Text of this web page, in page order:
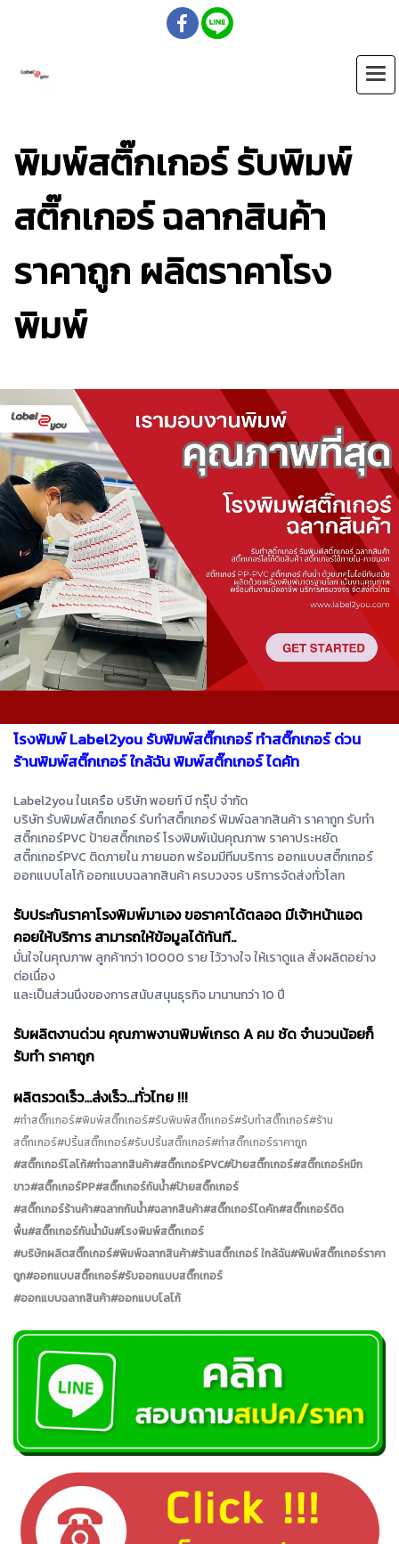
พิมพ์สติ๊กเกอร์ รับพิมพ์
สติ๊กเกอร์ ฉลากสินค้า
ราคาถูก ผลิตราคาโรง
พิมพ์
โรงพิมพ์ Label2you รับพิมพ์สติ๊กเกอร์ ทำสติ๊กเกอร์ ด่วน
ร้านพิมพ์สติ๊กเกอร์ ใกล้ฉัน พิมพ์สติ๊กเกอร์ ไดคัท
Label2you ในเครือ บริษัท พอยท์ บี กรุ๊ป จำกัด
บริษัท รับพิมพ์สติ๊กเกอร์ รับทำสติ๊กเกอร์ พิมพ์ฉลากสินค้า ราคาถูก รับทำ
สติ๊กเกอร์PVC ป้ายสติ๊กเกอร์ โรงพิมพ์เน้นคุณภาพ ราคาประหยัด
สติ๊กเกอร์PVC ติดภายใน ภายนอก พร้อมมีทีมบริการ ออกแบบสติ๊กเกอร์
ออกแบบโลโก้ ออกแบบฉลากสินค้า ครบวงจร บริการจัดส่งทั่วโลก
รับประกันราคาโรงพิมพ์มาเอง ขอราคาได้ตลอด มีเจ้าหน้าแอด
คอยให้บริการ สามารถให้ข้อมูลได้ทันที..
มั่นใจในคุณภาพ ลูกค้ากว่า 10000 ราย ไว้วางใจ ให้เราดูแล สั่งผลิตอย่าง
ต่อเนื่อง
และเป็นส่วนนึงของการสนับสนุนธุรกิจ มานานกว่า 10 ปี
รับผลิตงานด่วน คุณภาพงานพิมพ์เกรด A คม ชัด จำนวนน้อยก็
รับทำ ราคาถูก
ผลิตรวดเร็ว...ส่งเร็ว...ทั่วไทย !!!
#ทำสติ๊กเกอร์#พิมพ์สติ๊กเกอร์#รับพิมพ์สติ๊กเกอร์#รับทำสติ๊กเกอร์#ร้าน
สติ๊กเกอร์#ปริ้นสติ๊กเกอร์#รับปริ้นสติ๊กเกอร์#ทำสติ๊กเกอร์ราคาถูก
#สติ๊กเกอร์โลโก้#ทำฉลากสินค้า#สติ๊กเกอร์PVC#ป้ายสติ๊กเกอร์#สติ๊กเกอร์หมึก
ขาว#สติ๊กเกอร์PP#สติ๊กเกอร์กันน้ำ#ป้ายสติ๊กเกอร์
#สติ๊กเกอร์ร้านค้า#ฉลากกันน้ำ#ฉลากสินค้า#สติ๊กเกอร์ไดคัท#สติ๊กเกอร์ติด
พื้น#สติ๊กเกอร์กันน้ำมัน#โรงพิมพ์สติ๊กเกอร์
#บริษัทผลิตสติ๊กเกอร์#พิมพ์ฉลากสินค้า#ร้านสติ๊กเกอร์ ใกล้ฉัน#พิมพ์สติ๊กเกอร์ราคา
ถูก#ออกแบบสติ๊กเกอร์#รับออกแบบสติ๊กเกอร์
#ออกแบบฉลากสินค้า#ออกแบบโลโก้